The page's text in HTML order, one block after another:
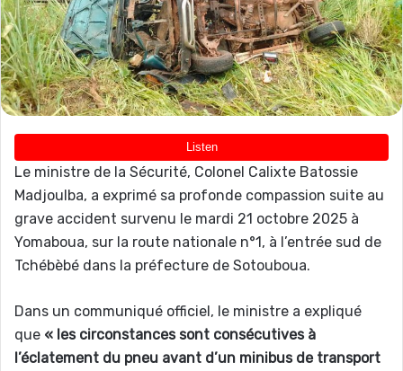
Le ministre de la Sécurité, Colonel Calixte Batossie
Madjoulba, a exprimé sa profonde compassion suite au
grave accident survenu le mardi 21 octobre 2025 à
Yomaboua, sur la route nationale n°1, à l’entrée sud de
Tchébèbé dans la préfecture de Sotouboua.
Dans un communiqué officiel, le ministre a expliqué
que « les circonstances sont consécutives à
l’éclatement du pneu avant d’un minibus de transport